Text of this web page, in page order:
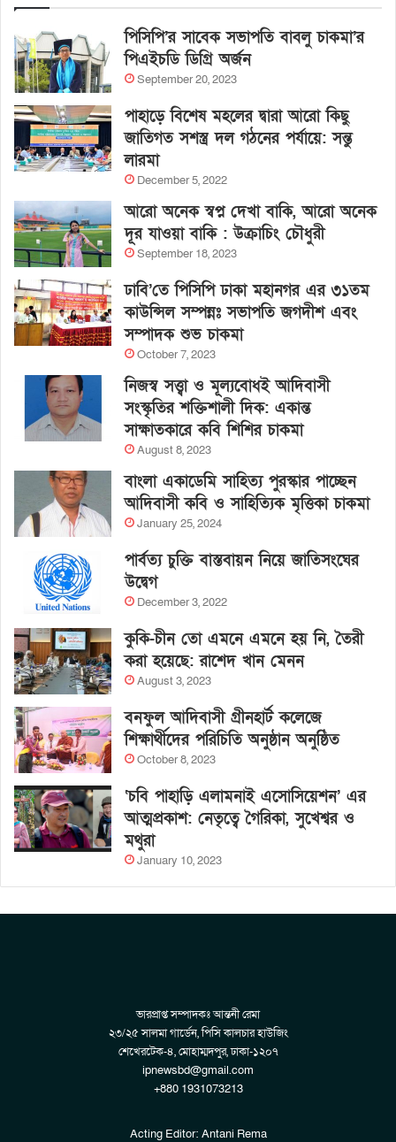
পিসিপি’র সাবেক সভাপতি বাবলু চাকমা’র
পিএইচডি ডিগ্রি অর্জন
September 20, 2023
পাহাড়ে বিশেষ মহলের দ্বারা আরো কিছু
জাতিগত সশস্ত্র দল গঠনের পর্যায়ে: সন্তু
লারমা
December 5, 2022
আরো অনেক স্বপ্ন দেখা বাকি, আরো অনেক
দূর যাওয়া বাকি : উক্রাচিং চৌধুরী
September 18, 2023
ঢাবি’তে পিসিপি ঢাকা মহানগর এর ৩১তম
কাউন্সিল সম্পন্নঃ সভাপতি জগদীশ এবং
সম্পাদক শুভ চাকমা
October 7, 2023
নিজস্ব সত্ত্বা ও মূল্যবোধই আদিবাসী
সংস্কৃতির শক্তিশালী দিক: একান্ত
সাক্ষাতকারে কবি শিশির চাকমা
August 8, 2023
বাংলা একাডেমি সাহিত্য পুরস্কার পাচ্ছেন
আদিবাসী কবি ও সাহিত্যিক মৃত্তিকা চাকমা
January 25, 2024
পার্বত্য চুক্তি বাস্তবায়ন নিয়ে জাতিসংঘের
উদ্বেগ
December 3, 2022
কুকি-চীন তো এমনে এমনে হয় নি, তৈরী
করা হয়েছে: রাশেদ খান মেনন
August 3, 2023
বনফুল আদিবাসী গ্রীনহার্ট কলেজে
শিক্ষার্থীদের পরিচিতি অনুষ্ঠান অনুষ্ঠিত
October 8, 2023
‘চবি পাহাড়ি এলামনাই এসোসিয়েশন’ এর
আত্মপ্রকাশ: নেতৃত্বে গৈরিকা, সুখেশ্বর ও
মথুরা
January 10, 2023
ভারপ্রাপ্ত সম্পাদকঃ আন্তনী রেমা
২৩/২৫ সালমা গার্ডেন, পিসি কালচার হাউজিং
শেখেরটেক-৪, মোহাম্মদপুর, ঢাকা-১২০৭
ipnewsbd@gmail.com
+880 1931073213
Acting Editor: Antani Rema